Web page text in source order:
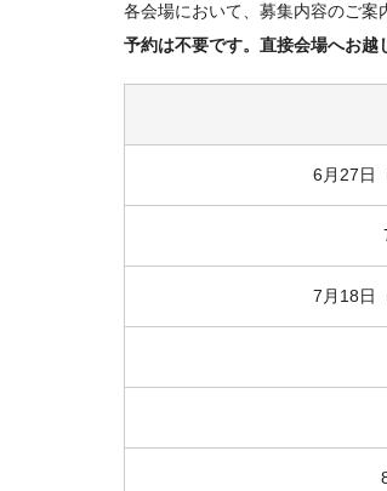
各会場において、募集内容のご案
予約は不要です。直接会場へお越
6月27日
7月18日